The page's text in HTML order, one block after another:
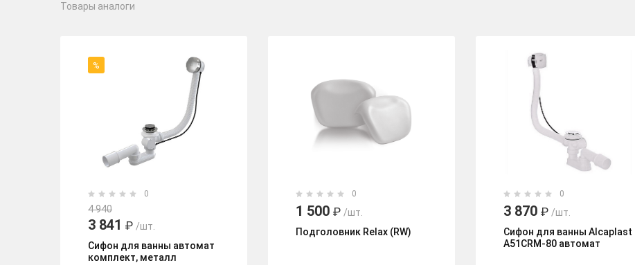
Товары аналоги
%
0
4 940
3 841 ₽ /шт.
Сифон для ванны автомат
комплект, металл
0
1 500 ₽ /шт.
Подголовник Relax (RW)
0
3 870 ₽ /шт.
Сифон для ванны Alcaplast
А51CRM-80 автомат